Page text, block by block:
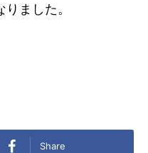
ました。
Share